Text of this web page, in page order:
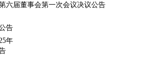
六届董事会第一次会议决议公告
告
年